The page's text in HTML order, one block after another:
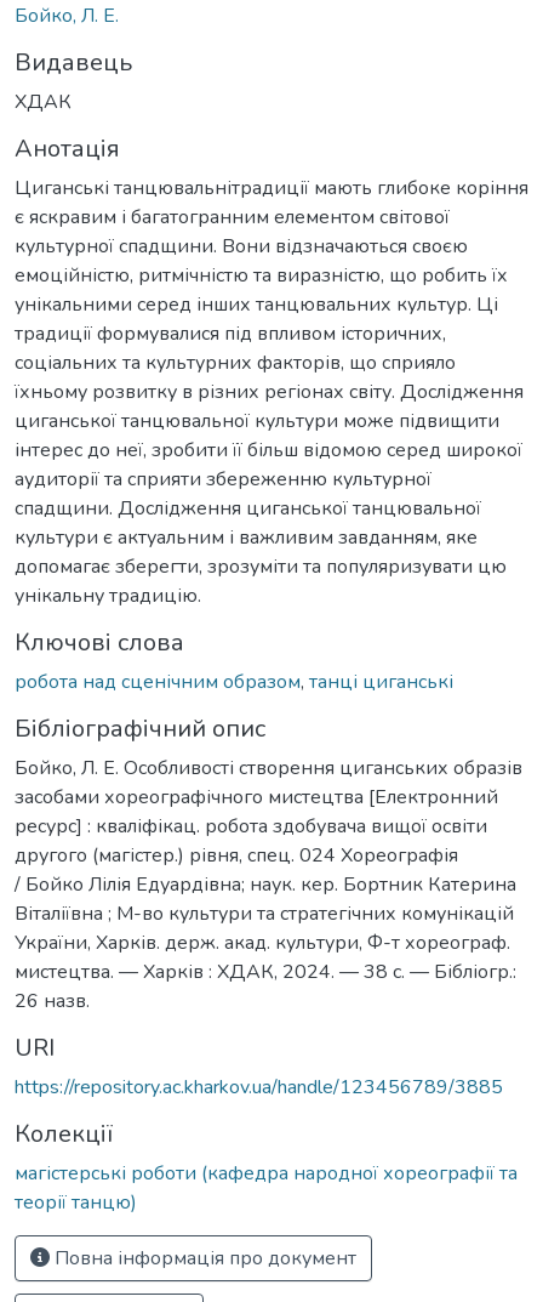
Бойко, Л. Е.
Видавець
ХДАК
Анотація
Циганські танцювальнітрадиції мають глибоке коріння
є яскравим і багатогранним елементом світової
культурної спадщини. Вони відзначаються своєю
емоційністю, ритмічністю та виразністю, що робить їх
унікальними серед інших танцювальних культур. Ці
традиції формувалися під впливом історичних,
соціальних та культурних факторів, що сприяло
їхньому розвитку в різних регіонах світу. Дослідження
циганської танцювальної культури може підвищити
інтерес до неї, зробити її більш відомою серед широкої
аудиторії та сприяти збереженню культурної
спадщини. Дослідження циганської танцювальної
культури є актуальним і важливим завданням, яке
допомагає зберегти, зрозуміти та популяризувати цю
унікальну традицію.
Ключові слова
робота над сценічним образом, танці циганські
Бібліографічний опис
Бойко, Л. Е. Особливості створення циганських образів
засобами хореографічного мистецтва [Електронний
ресурс] : кваліфікац. робота здобувача вищої освіти
другого (магістер.) рівня, спец. 024 Хореографія
/ Бойко Лілія Едуардівна; наук. кер. Бортник Катерина
Віталіївна ; М-во культури та стратегічних комунікацій
України, Харків. держ. акад. культури, Ф-т хореограф.
мистецтва. — Харків : ХДАК, 2024. — 38 с. — Бібліогр.:
26 назв.
URI
https://repository.ac.kharkov.ua/handle/123456789/3885
Колекції
магістерські роботи (кафедра народної хореографії та
теорії танцю)
Повна інформація про документ